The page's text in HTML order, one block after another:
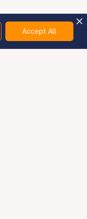
Accept All